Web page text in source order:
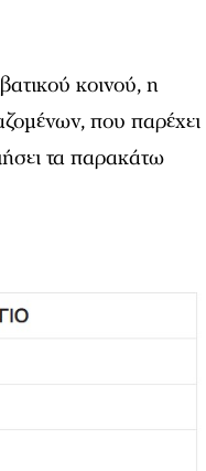
κοινού, η
που παρέχει
τα παρακάτω